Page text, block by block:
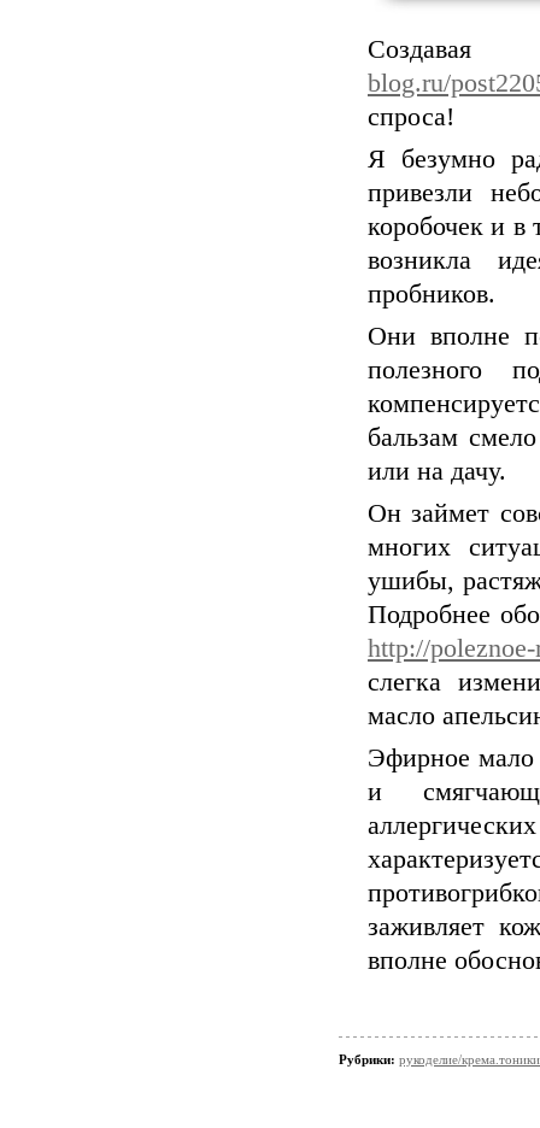
blog.ru/
спроса!
Я безумно
привезли
коробочек и в
возникла
пробников.
Они вполне
полезного
бальзам
или на дачу.
Он займет
многих
ушибы,
Подробнее
http://
слегка
масло
Эфирное мало
и
заживляет
вполне
Рубрики: рукоделие/